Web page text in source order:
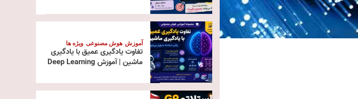
آموزش هوش مصنوعی ویژه ها
تفاوت یادگیری عمیق با یادگیری
ماشین | آموزش Deep Learning